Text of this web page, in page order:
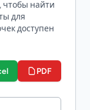
чтобы найти
для
доступен
PDF